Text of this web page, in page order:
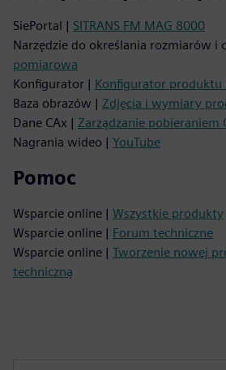
SiePortal | SITRANS FM MAG 8000
Narzędzie do określania rozmiarów i
pomiarowa
Konfigurator | Konfigurator produktu
Baza obrazów | Zdjęcia i wymiary
Dane CAx | Zarządzanie pobieraniem
Nagrania wideo | YouTube
Pomoc
Wsparcie online | Wszystkie produkty
Wsparcie online | Forum techniczne
Wsparcie online | Tworzenie nowej
techniczną